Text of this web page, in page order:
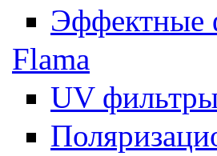
Эффектные
Flama
UV